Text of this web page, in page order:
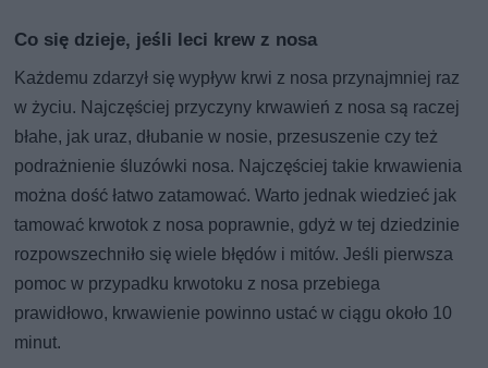
Co się dzieje, jeśli leci krew z nosa
Każdemu zdarzył się wypływ krwi z nosa przynajmniej raz
w życiu. Najczęściej przyczyny krwawień z nosa są raczej
błahe, jak uraz, dłubanie w nosie, przesuszenie czy też
podrażnienie śluzówki nosa. Najczęściej takie krwawienia
można dość łatwo zatamować. Warto jednak wiedzieć jak
tamować krwotok z nosa poprawnie, gdyż w tej dziedzinie
rozpowszechniło się wiele błędów i mitów. Jeśli pierwsza
pomoc w przypadku krwotoku z nosa przebiega
prawidłowo, krwawienie powinno ustać w ciągu około 10
minut.